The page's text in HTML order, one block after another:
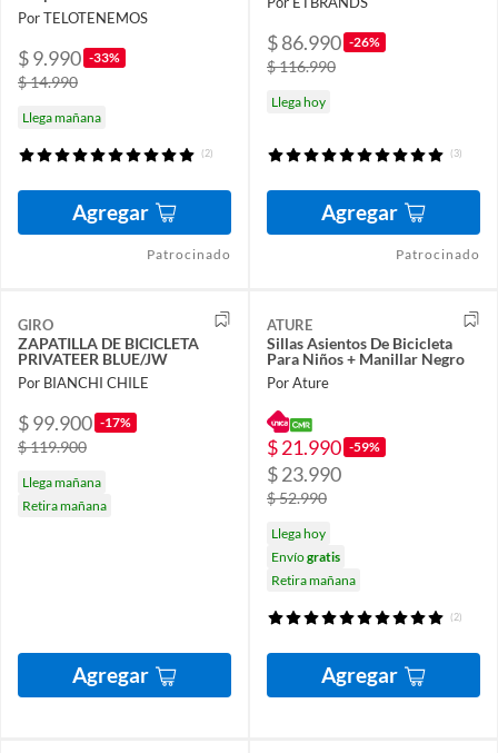
Por TELOTENEMOS
$ 9.990 -33%
$ 14.990
Llega mañana
(2)
Agregar
Patrocinado
$ 86.990 -26%
$ 116.990
Llega hoy
(3)
Agregar
Patrocinado
GIRO
ZAPATILLA DE BICICLETA
PRIVATEER BLUE/JW
Por BIANCHI CHILE
$ 99.900 -17%
$ 119.900
Llega mañana
Retira mañana
Agregar
ATURE
Sillas Asientos De Bicicleta
Para Niños + Manillar Negro
Por Ature
$ 21.990 -59%
$ 23.990
$ 52.990
Llega hoy
Envíogratis
Retira mañana
(2)
Agregar